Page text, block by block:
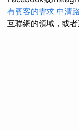
有賓客的需求 中清
互聯網的領域，或者